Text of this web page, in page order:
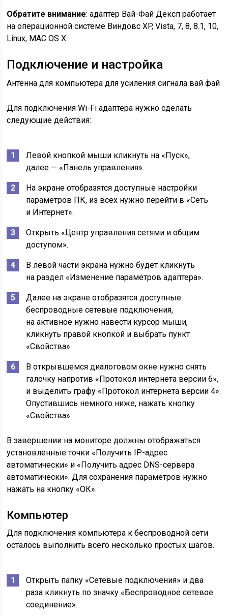
Обратите внимание: адаптер Вай-Фай Дексп работает
на операционной системе Виндовс XP, Vista, 7, 8, 8.1, 10,
Linux, MAC OS X.
Подключение и настройка
Антенна для компьютера для усиления сигнала вай фай
Для подключения Wi-Fi адаптера нужно сделать
следующие действия:
Левой кнопкой мыши кликнуть на «Пуск»,
далее — «Панель управления».
На экране отобразятся доступные настройки
параметров ПК, из всех нужно перейти в «Сеть
и Интернет».
Открыть «Центр управления сетями и общим
доступом».
В левой части экрана нужно будет кликнуть
на раздел «Изменение параметров адаптера».
Далее на экране отобразятся доступные
беспроводные сетевые подключения,
на активное нужно навести курсор мыши,
кликнуть правой кнопкой и выбрать пункт
«Свойства».
В открывшемся диалоговом окне нужно снять
галочку напротив «Протокол интернета версии 6»,
и выделить графу «Протокол интернета версии 4».
Опустившись немного ниже, нажать кнопку
«Свойства».
В завершении на мониторе должны отображаться
установленные точки «Получить IP-адрес
автоматически» и «Получить адрес DNS-сервера
автоматически». Для сохранения параметров нужно
нажать на кнопку «ОК».
Компьютер
Для подключения компьютера к беспроводной сети
осталось выполнить всего несколько простых шагов.
Открыть папку «Сетевые подключения» и два
раза кликнуть по значку «Беспроводное сетевое
соединение».